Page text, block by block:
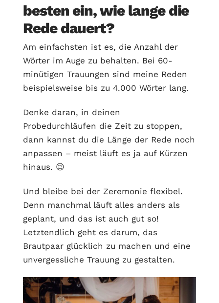
besten ein, wie lange die
Rede dauert?
Am einfachsten ist es, die Anzahl der
Wörter im Auge zu behalten. Bei 60-
minütigen Trauungen sind meine Reden
beispielsweise bis zu 4.000 Wörter lang.
Denke daran, in deinen
Probedurchläufen die Zeit zu stoppen,
dann kannst du die Länge der Rede noch
anpassen – meist läuft es ja auf Kürzen
hinaus. 😉
Und bleibe bei der Zeremonie flexibel.
Denn manchmal läuft alles anders als
geplant, und das ist auch gut so!
Letztendlich geht es darum, das
Brautpaar glücklich zu machen und eine
unvergessliche Trauung zu gestalten.